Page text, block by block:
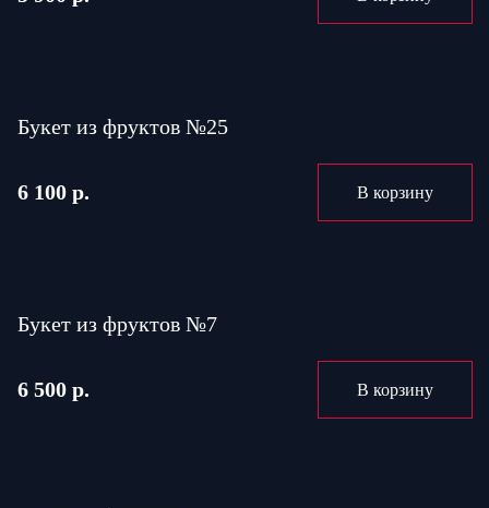
Букет из фруктов №25
6 100 р. В корзину
Букет из фруктов №7
6 500 р. В корзину